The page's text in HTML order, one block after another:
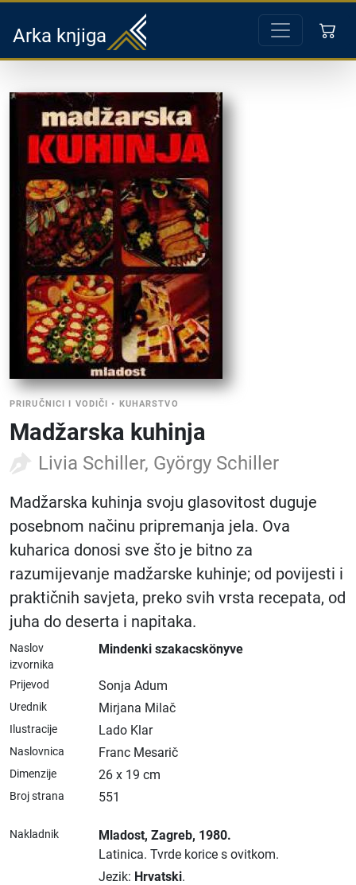
Arka knjiga
PRIRUČNICI I VODIČI • KUHARSTVO
Madžarska kuhinja
Livia Schiller, György Schiller
Madžarska kuhinja svoju glasovitost duguje
posebnom načinu pripremanja jela. Ova
kuharica donosi sve što je bitno za
razumijevanje madžarske kuhinje; od povijesti i
praktičnih savjeta, preko svih vrsta recepata, od
juha do deserta i napitaka.
Naslov
izvornika
Mindenki szakacskönyve
Prijevod Sonja Adum
Urednik Mirjana Milač
Ilustracije Lado Klar
Naslovnica Franc Mesarič
Dimenzije 26 x 19 cm
Broj strana 551
Nakladnik Mladost, Zagreb, 1980.
Latinica. Tvrde korice s ovitkom.
Jezik: Hrvatski.